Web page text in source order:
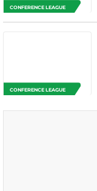
CONFERENCE LEAGUE
CONFERENCE LEAGUE